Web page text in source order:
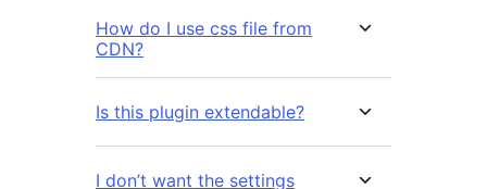
How do I use css file from
CDN?
Is this plugin extendable?
I don’t want the settings